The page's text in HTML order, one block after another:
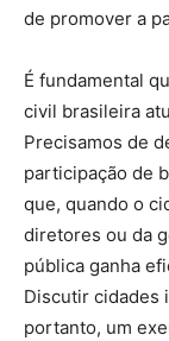
de promover a
É fundamental
civil brasileira
Precisamos de
participação de
que, quando o
diretores ou da
pública ganha
Discutir cidades
portanto, um